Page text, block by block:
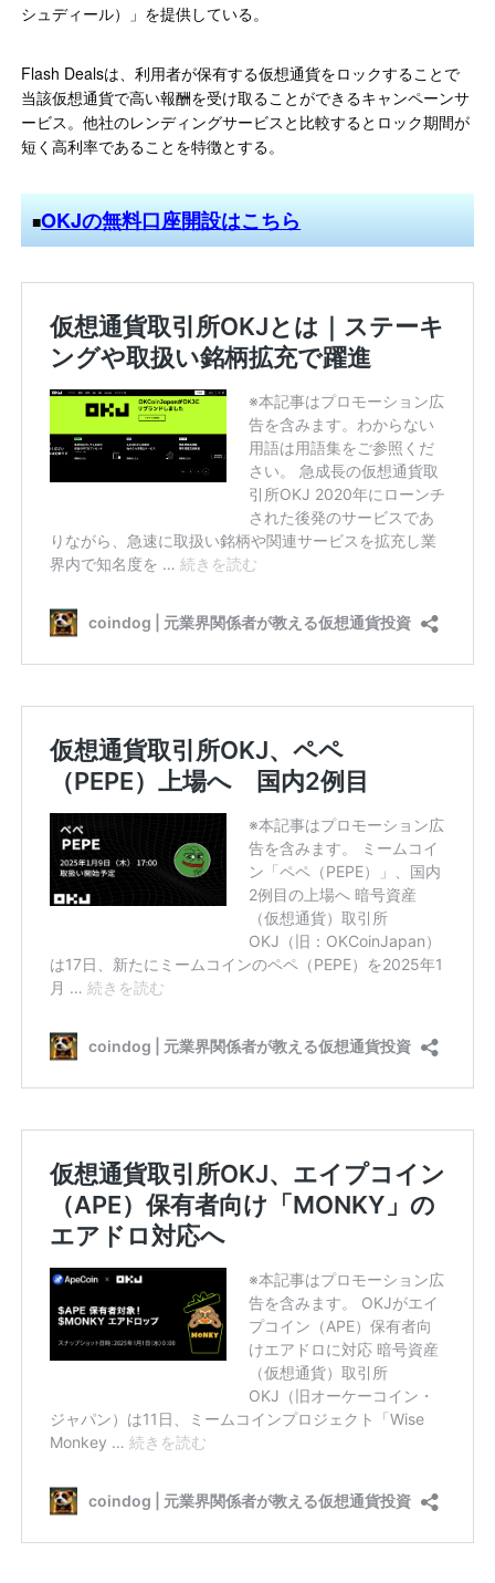
シュディール）」を提供している。
Flash Dealsは、利用者が保有する仮想通貨をロックすることで
当該仮想通貨で高い報酬を受け取ることができるキャンペーンサ
ービス。他社のレンディングサービスと比較するとロック期間が
短く高利率であることを特徴とする。
■OKJの無料口座開設はこちら